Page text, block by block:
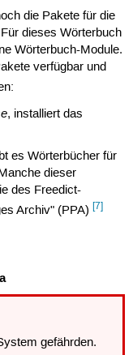
die Pakete für die
dieses Wörterbuch
Wörterbuch-Module.
verfügbar und
, installiert das
Wörterbücher für
dieser
des Freedict-
Archiv" (PPA) [7]
gefährden.